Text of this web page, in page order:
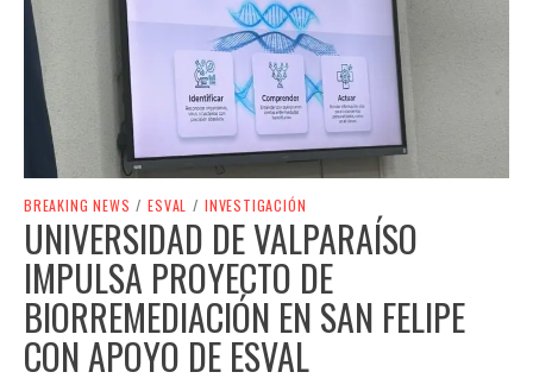
BREAKING NEWS / ESVAL / INVESTIGACIÓN
UNIVERSIDAD DE VALPARAÍSO
IMPULSA PROYECTO DE
BIORREMEDIACIÓN EN SAN FELIPE
CON APOYO DE ESVAL